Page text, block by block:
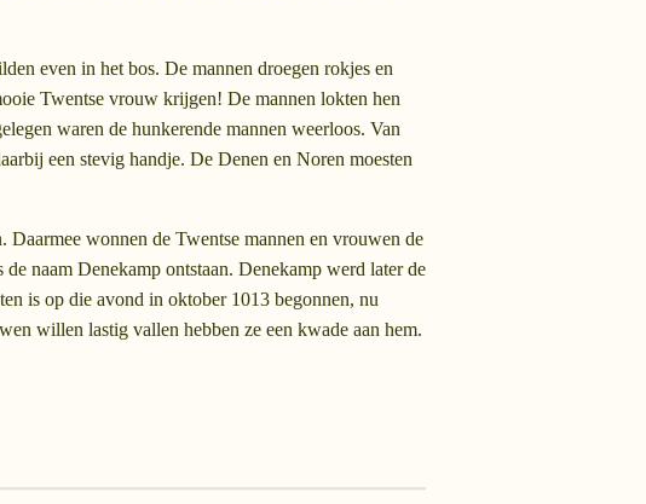
even in het bos. De mannen droegen rokjes en
Twentse vrouw krijgen! De mannen lokten hen
waren de hunkerende mannen weerloos. Van
een stevig handje. De Denen en Noren moesten
wonnen de Twentse mannen en vrouwen de
naam Denekamp ontstaan. Denekamp werd later de
is op die avond in oktober 1013 begonnen, nu
willen lastig vallen hebben ze een kwade aan hem.